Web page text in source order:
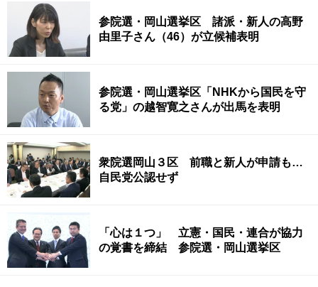
参院選・岡山選挙区 諸派・新人の高野
由里子さん（46）が立候補表明
参院選・岡山選挙区「NHKから国民を守
る党」の越智寛之さんが出馬を表明
衆院選岡山３区 前職と新人が申請も…
自民党公認せず
「心は１つ」 立憲・国民・連合が協力
の覚書を締結 参院選・岡山選挙区